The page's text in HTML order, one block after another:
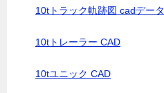
10tトラック軌跡図 cadデータ
10tトレーラー CAD
10tユニック CAD